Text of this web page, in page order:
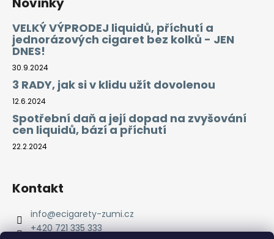
VELKÝ VÝPRODEJ liquidů, příchutí a
jednorázových cigaret bez kolků - JEN
DNES!
30.9.2024
3 RADY, jak si v klidu užít dovolenou
12.6.2024
Spotřební daň a její dopad na zvyšování
cen liquidů, bází a příchutí
22.2.2024
Kontakt
info@ecigarety-zumi.cz
+420 721 335 333